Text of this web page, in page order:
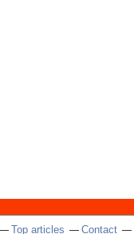
Top articles Contact